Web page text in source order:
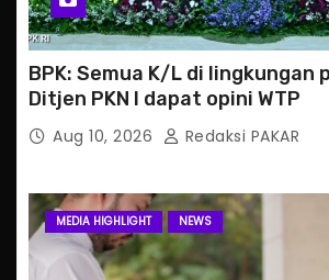
BPK: Semua K/L di lingkungan
Ditjen PKN I dapat opini WTP
Aug 10, 2026 Redaksi PAKAR
MEDIA HIGHLIGHT NEWS